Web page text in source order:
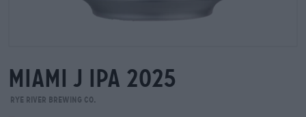
miami j ipa 2025
Rye River Brewing Co.